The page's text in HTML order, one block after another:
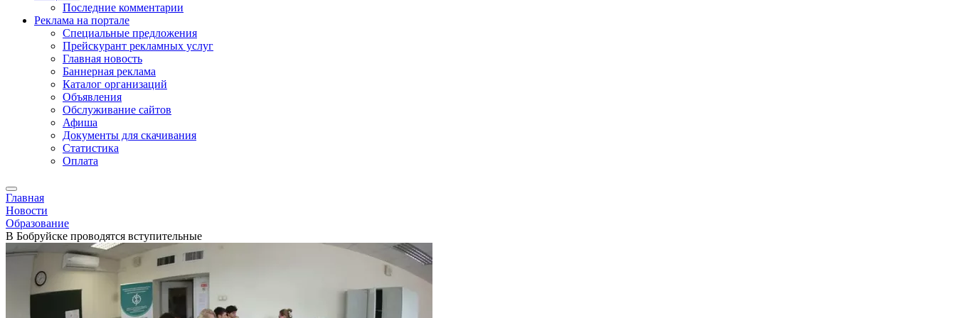
Последние комментарии
Реклама на портале
Специальные предложения
Прейскурант рекламных услуг
Главная новость
Баннерная реклама
Каталог организаций
Объявления
Обслуживание сайтов
Афиша
Документы для скачивания
Статистика
Оплата
Главная
Новости
Образование
В Бобруйске проводятся вступительные